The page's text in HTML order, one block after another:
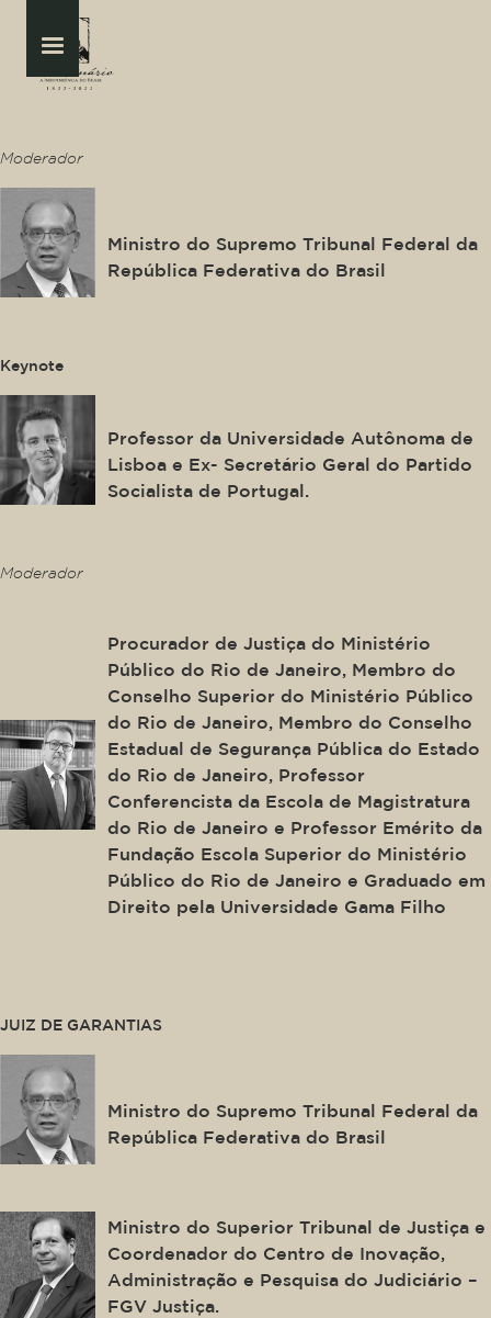
Moderador
Ministro do Supremo Tribunal Federal da
República Federativa do Brasil
Keynote
Professor da Universidade Autônoma de
Lisboa e Ex- Secretário Geral do Partido
Socialista de Portugal.
Moderador
Procurador de Justiça do Ministério
Público do Rio de Janeiro, Membro do
Conselho Superior do Ministério Público
do Rio de Janeiro, Membro do Conselho
Estadual de Segurança Pública do Estado
do Rio de Janeiro, Professor
Conferencista da Escola de Magistratura
do Rio de Janeiro e Professor Emérito da
Fundação Escola Superior do Ministério
Público do Rio de Janeiro e Graduado em
Direito pela Universidade Gama Filho
JUIZ DE GARANTIAS
Ministro do Supremo Tribunal Federal da
República Federativa do Brasil
Ministro do Superior Tribunal de Justiça e
Coordenador do Centro de Inovação,
Administração e Pesquisa do Judiciário –
FGV Justiça.